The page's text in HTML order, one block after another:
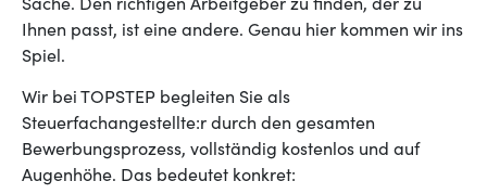
Sache. Den richtigen Arbeitgeber zu finden, der zu
Ihnen passt, ist eine andere. Genau hier kommen wir ins
Spiel.
Wir bei TOPSTEP begleiten Sie als
Steuerfachangestellte:r durch den gesamten
Bewerbungsprozess, vollständig kostenlos und auf
Augenhöhe. Das bedeutet konkret: